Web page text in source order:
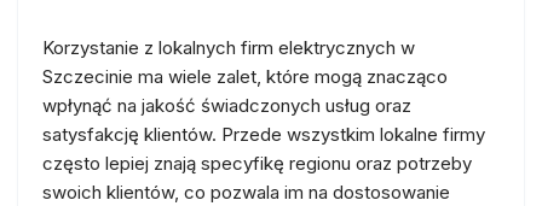
Korzystanie z lokalnych firm elektrycznych w
Szczecinie ma wiele zalet, które mogą znacząco
wpłynąć na jakość świadczonych usług oraz
satysfakcję klientów. Przede wszystkim lokalne firmy
często lepiej znają specyfikę regionu oraz potrzeby
swoich klientów, co pozwala im na dostosowanie